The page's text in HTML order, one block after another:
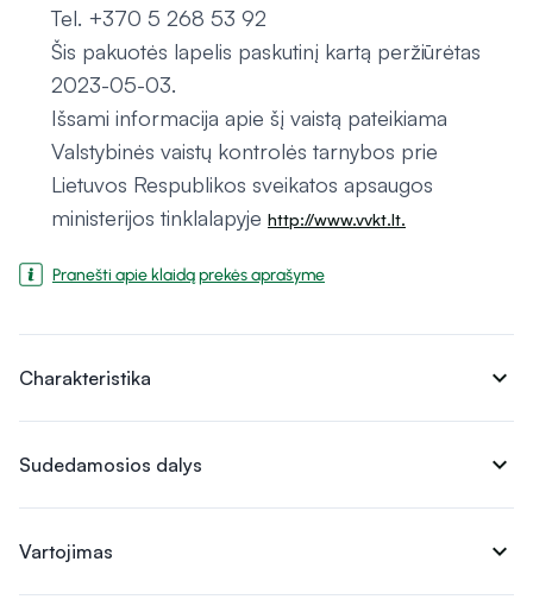
Tel. +370 5 268 53 92
Šis pakuotės lapelis paskutinį kartą peržiūrėtas
2023-05-03.
Išsami informacija apie šį vaistą pateikiama
Valstybinės vaistų kontrolės tarnybos prie
Lietuvos Respublikos sveikatos apsaugos
ministerijos tinklalapyje http://www.vvkt.lt.
Pranešti apie klaidą prekės aprašyme
Charakteristika expand_more
Sudedamosios dalys expand_more
Vartojimas expand_more